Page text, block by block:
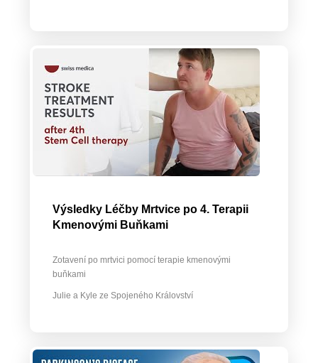
Výsledky Léčby Mrtvice po 4. Terapii
Kmenovými Buňkami
Zotavení po mrtvici pomocí terapie kmenovými
buňkami
Julie a Kyle ze Spojeného Království